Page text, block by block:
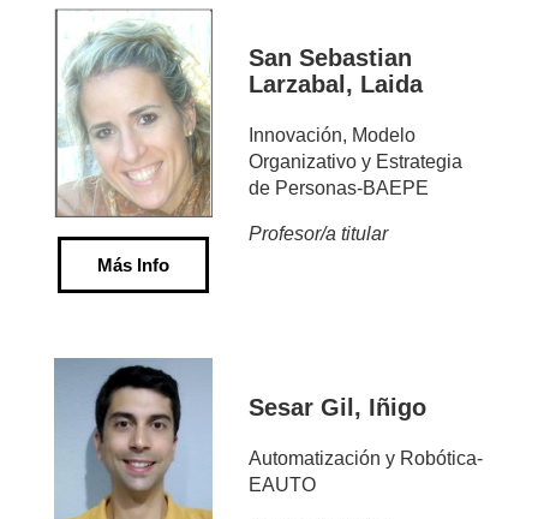
Más Info
San Sebastian
Larzabal, Laida
Innovación, Modelo
Organizativo y Estrategia
de Personas-BAEPE
Profesor/a titular
Sesar Gil, Iñigo
Automatización y Robótica-
EAUTO